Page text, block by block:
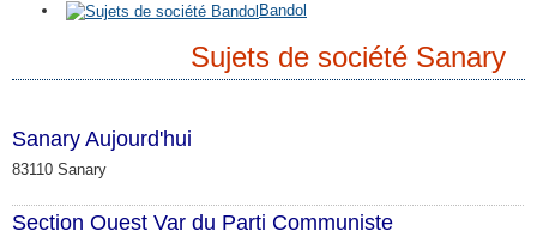
Bandol
Sujets de société Sanary
Sanary Aujourd'hui
83110 Sanary
Section Ouest Var du Parti Communiste